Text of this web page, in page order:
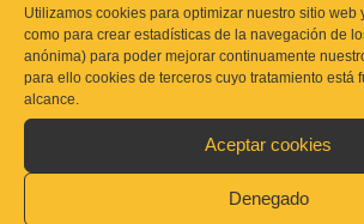
Utilizamos cookies para optimizar nuestro sitio web
como para crear estadísticas de la navegación de
anónima) para poder mejorar continuamente
para ello cookies de terceros cuyo tratamiento está
alcance.
Aceptar cookies
Denegado
Claves para entender la gestión de una
funcionamiento